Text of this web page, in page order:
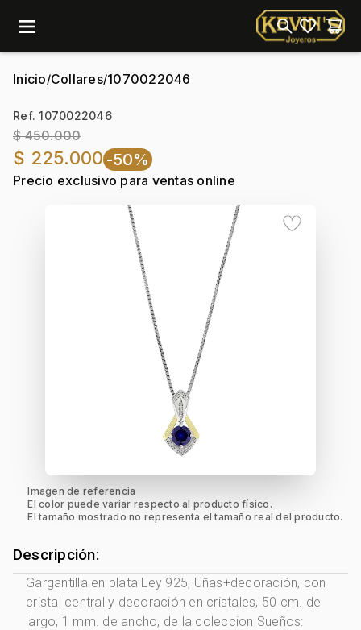
menu
Inicio/Collares/1070022046
Ref. 1070022046
$ 450.000
$ 225.000-50%
Precio exclusivo para ventas online
Imagen de referencia
El color puede variar respecto al producto físico.
El tamaño mostrado no representa el tamaño real del producto.
Descripción:
Gargantilla en plata Ley 925, Uñas+decoración, con
cristal central y decoración en cristales, 50 cm. de
largo, 1 mm. de ancho, de la coleccion Sueños: